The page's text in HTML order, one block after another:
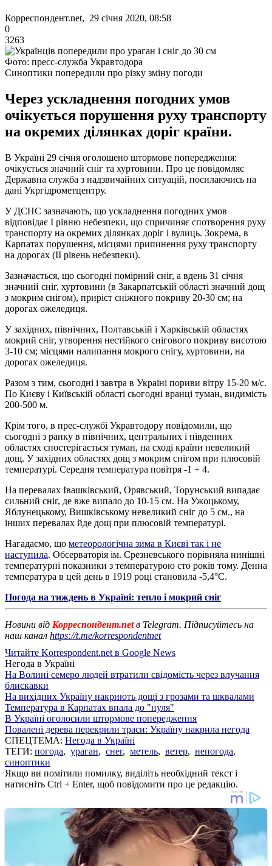
Корреспондент.net, 29 січня 2020, 08:58
0
3263
Фото: пресс-служба Укравтодора
Синоптики попередили про різку зміну погоди
Через ускладнення погодних умов
очікується порушення руху транспорту
на окремих ділянках доріг країни.
В Україні 29 січня оголошено штормове попередження:
очікується значний сніг та хуртовини. Про це повідомляє
Державна служба з надзвичайних ситуацій, посилаючись на
дані Укргідрометцентру.
У ДСНС зазначають, що ускладнення погодних умов
відповідає І рівню небезпеки, що спричиняє спотворення руху
транспорту на окремих ділянках доріг і вулиць. Зокрема, в
Карпатах порушення, місцями припинення руху транспорту
на дорогах (II рівень небезпеки).
Зазначається, що сьогодні помірний сніг, а вдень 31 січня
значний сніг, хуртовини (в Закарпатській області значний дощ
з мокрим снігом), приріст сніжного покриву 20-30 см; на
дорогах ожеледиця.
У західних, північних, Полтавській і Харківській областях
мокрий сніг, утворення нестійкого снігового покриву висотою
3-10 см; місцями налипання мокрого снігу, хуртовини, на
дорогах ожеледиця.
Разом з тим, сьогодні і завтра в Україні пориви вітру 15-20 м/с.
По Києву і Київській області сьогодні вранці туман, видимість
200-500 м.
Крім того, в прес-службі Укравтодору повідомили, що
сьогодні з ранку в північних, центральних і південних
областях спостерігається туман, на сході країни невеликий
дощ. У західних областях дощ з мокрим снігом при плюсовій
температурі. Середня температура повітря -1 + 4.
На перевалах Івашківський, Орявський, Торунський випадає
сильний сніг, де вже випало до 10-15 см. На Ужоцькому,
Яблунецькому, Вишківському невеликий сніг до 5 см., на
інших перевалах йде дощ при плюсовій температурі.
Нагадаємо, що метеорологічна зима в Києві так і не
наступила. Обсерваторія ім. Срезневського порівняла нинішні
температурні показники з температурою сто років тому. Денна
температура в цей день в 1919 році становила -5,4°С.
Погода на тиждень в Україні: тепло і мокрий сніг
Новини від Корреспондент.netв Telegram. Підписуйтесь на
наш канал https://t.me/korrespondentnet
Читайте Korrespondent.net в Google News
Негода в Україні
На Волині семеро людей втратили свідомість через влучання
блискавки
На вихідних Україну накриють дощі з грозами та шквалами
Температура в Карпатах впала до "нуля"
В Україні оголосили штормове попередження
Повалені дерева перекрили траси: Україну накрила негода
СПЕЦТЕМА: Негода в Україні
ТЕГИ: погода, ураган, снег, метель, ветер, непогода,
синоптики
Якщо ви помітили помилку, виділіть необхідний текст і
натисніть Ctrl + Enter, щоб повідомити про це редакцію.